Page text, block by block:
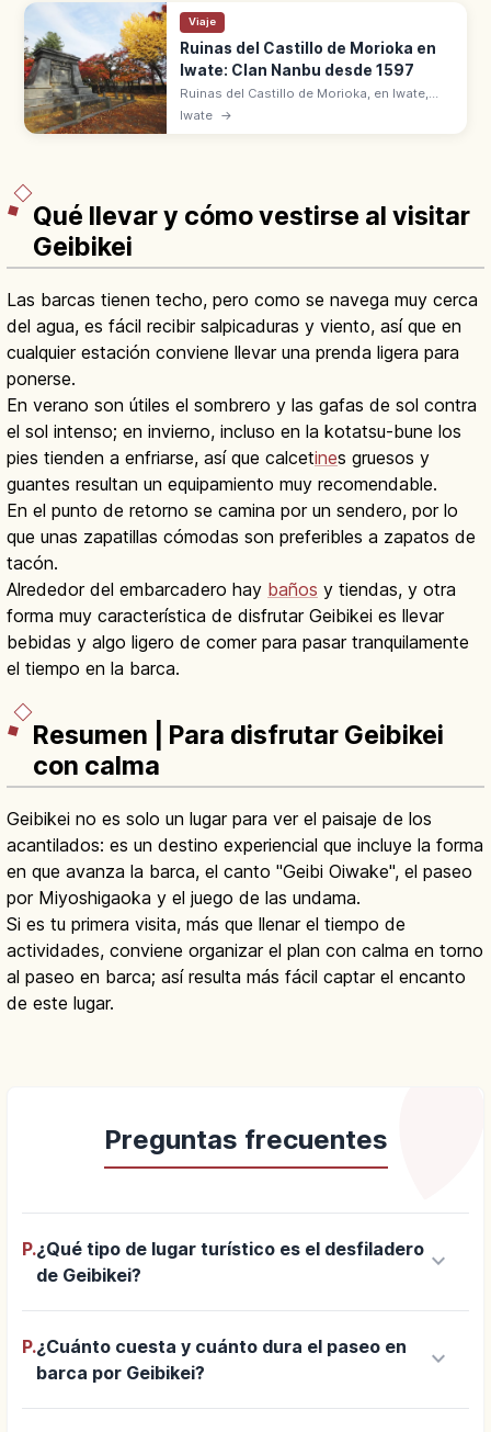
Viaje
Ruinas del Castillo de Morioka en
Iwate: Clan Nanbu desde 1597
Ruinas del Castillo de Morioka, en Iwate,
son del clan Nanbu (1597-1633). Murallas de
Iwate →
Qué llevar y cómo vestirse al visitar
Geibikei
Las barcas tienen techo, pero como se navega muy cerca
del agua, es fácil recibir salpicaduras y viento, así que en
cualquier estación conviene llevar una prenda ligera para
ponerse.
En verano son útiles el sombrero y las gafas de sol contra
el sol intenso; en invierno, incluso en la kotatsu-bune los
pies tienden a enfriarse, así que calcetines gruesos y
guantes resultan un equipamiento muy recomendable.
En el punto de retorno se camina por un sendero, por lo
que unas zapatillas cómodas son preferibles a zapatos de
tacón.
Alrededor del embarcadero hay baños y tiendas, y otra
forma muy característica de disfrutar Geibikei es llevar
bebidas y algo ligero de comer para pasar tranquilamente
el tiempo en la barca.
Resumen | Para disfrutar Geibikei
con calma
Geibikei no es solo un lugar para ver el paisaje de los
acantilados: es un destino experiencial que incluye la forma
en que avanza la barca, el canto "Geibi Oiwake", el paseo
por Miyoshigaoka y el juego de las undama.
Si es tu primera visita, más que llenar el tiempo de
actividades, conviene organizar el plan con calma en torno
al paseo en barca; así resulta más fácil captar el encanto
de este lugar.
Preguntas frecuentes
P.¿Qué tipo de lugar turístico es el desfiladero
de Geibikei?
keyboard_arrow_down
P.¿Cuánto cuesta y cuánto dura el paseo en
barca por Geibikei?
keyboard_arrow_down